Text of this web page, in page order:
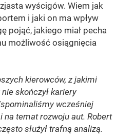
wyścigów. Wiem jak
i jaki on ma wpływ
pojąć, jakiego miał pecha
możliwość osiągnięcia
kierowców, z jakimi
skończył kariery
wcześniej
temat rozwoju aut. Robert
służył trafną analizą.